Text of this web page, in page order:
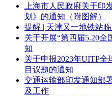
上海市人民政府关于印
划》的通知（附图解）
提醒 | 天津又一地铁站临
关于开展“第四届5.20全
知
关于申报2023年UITP
目议题的通知
交通运输部印发通知部
及工作